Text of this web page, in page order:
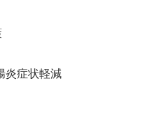
炎症状軽減